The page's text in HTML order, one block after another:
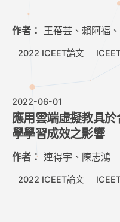
作者： 王蓓芸、賴阿福
2022 ICEET論文
2022-06-01
應用雲端虛擬教具
學學習成效之影響
作者： 連得宇、陳志鴻
2022 ICEET論文